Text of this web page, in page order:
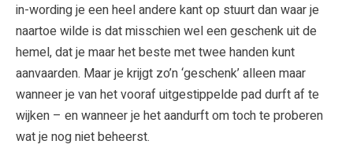
in-wording je een heel andere kant op stuurt dan waar je
naartoe wilde is dat misschien wel een geschenk uit de
hemel, dat je maar het beste met twee handen kunt
aanvaarden. Maar je krijgt zo’n ‘geschenk’ alleen maar
wanneer je van het vooraf uitgestippelde pad durft af te
wijken – en wanneer je het aandurft om toch te proberen
wat je nog niet beheerst.